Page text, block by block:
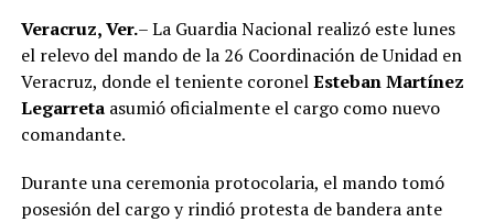
representación del partido en cada región, consolidando
los comités de base y sumando a más ciudadanos a
nuestro proyecto político”, concluyó
Veracruz, Ver.– La Guardia Nacional realizó este lunes
el relevo del mando de la 26 Coordinación de Unidad en
Veracruz, donde el teniente coronelEsteban Martínez
Legarretaasumió oficialmente el cargo como nuevo
comandante.
Durante una ceremonia protocolaria, el mando tomó
posesión del cargo y rindió protesta de bandera ante